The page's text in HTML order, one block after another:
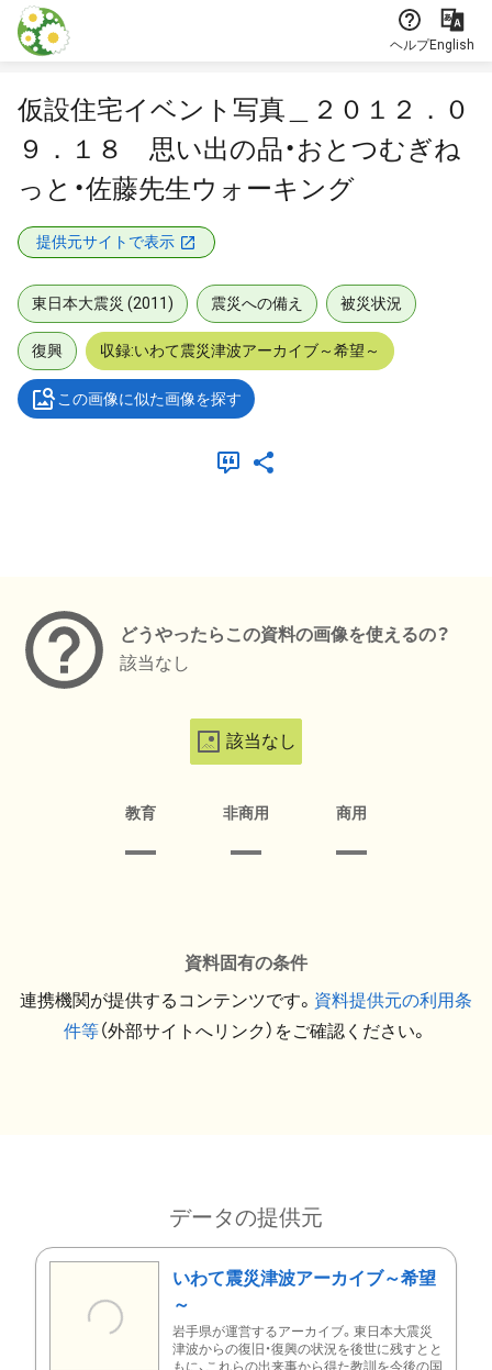
本文に飛ぶ
ヘルプEnglish
仮設住宅イベント写真＿２０１２．０
９．１８ 思い出の品・おとつむぎね
っと・佐藤先生ウォーキング
提供元サイトで表示
東日本大震災 (2011) 震災への備え 被災状況
復興 収録:いわて震災津波アーカイブ～希望～
この画像に似た画像を探す
どうやったらこの資料の画像を使えるの？
該当なし
該当なし
教育 非商用 商用
資料固有の条件
連携機関が提供するコンテンツです。 資料提供元の利用条
件等（外部サイトへリンク）をご確認ください。
データの提供元
いわて震災津波アーカイブ～希望
～
岩手県が運営するアーカイブ。東日本大震災
津波からの復旧・復興の状況を後世に残すとと
もに、これらの出来事から得た教訓を今後の国